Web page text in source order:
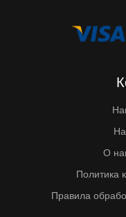
О
Политика
Правила